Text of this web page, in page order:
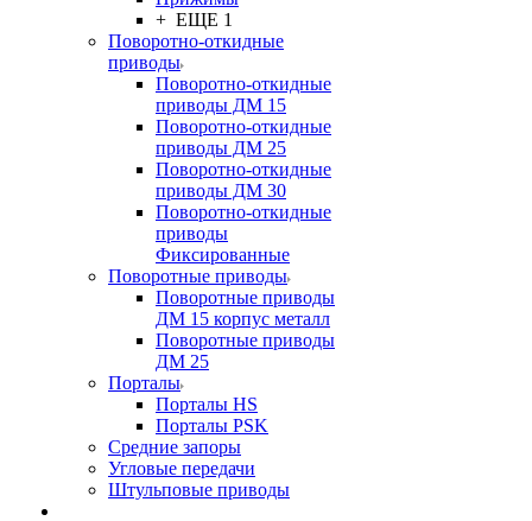
+ ЕЩЕ 1
Поворотно-откидные
приводы
Поворотно-откидные
приводы ДМ 15
Поворотно-откидные
приводы ДМ 25
Поворотно-откидные
приводы ДМ 30
Поворотно-откидные
приводы
Фиксированные
Поворотные приводы
Поворотные приводы
ДМ 15 корпус металл
Поворотные приводы
ДМ 25
Порталы
Порталы HS
Порталы PSK
Средние запоры
Угловые передачи
Штульповые приводы